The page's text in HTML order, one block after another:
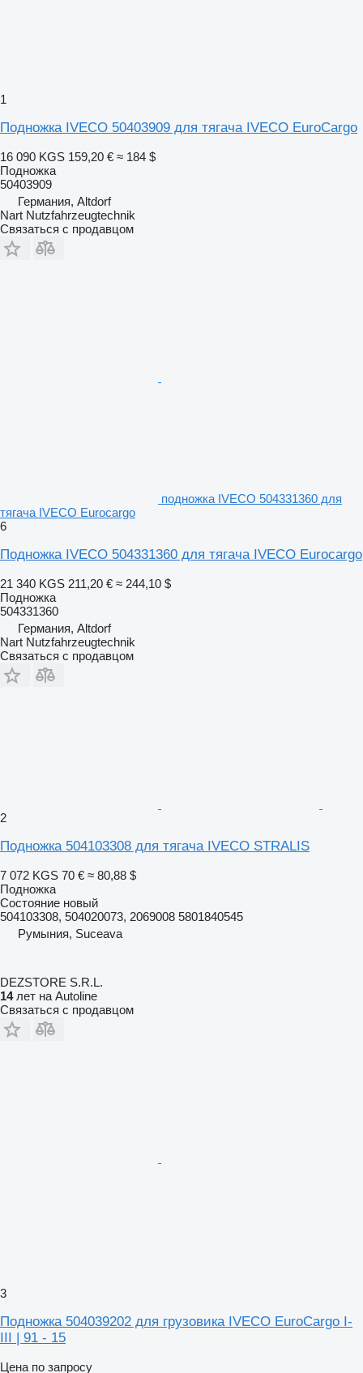
1
Подножка IVECO 50403909 для тягача IVECO EuroCargo
16 090 KGS 159,20 € ≈ 184 $
Подножка
50403909
Германия, Altdorf
Nart Nutzfahrzeugtechnik
Связаться с продавцом
подножка IVECO 504331360 для
тягача IVECO Eurocargo
6
Подножка IVECO 504331360 для тягача IVECO Eurocargo
21 340 KGS 211,20 € ≈ 244,10 $
Подножка
504331360
Германия, Altdorf
Nart Nutzfahrzeugtechnik
Связаться с продавцом
2
Подножка 504103308 для тягача IVECO STRALIS
7 072 KGS 70 € ≈ 80,88 $
Подножка
Состояние новый
504103308, 504020073, 2069008 5801840545
Румыния, Suceava
DEZSTORE S.R.L.
14лет на Autoline
Связаться с продавцом
3
Подножка 504039202 для грузовика IVECO EuroCargo I-
III | 91 - 15
Цена по запросу